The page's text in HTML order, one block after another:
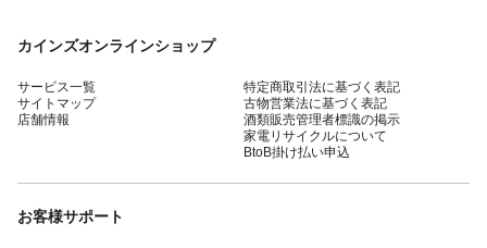
カインズオンラインショップ
サービス一覧
サイトマップ
店舗情報
特定商取引法に基づく表記
古物営業法に基づく表記
酒類販売管理者標識の掲示
家電リサイクルについて
BtoB掛け払い申込
お客様サポート